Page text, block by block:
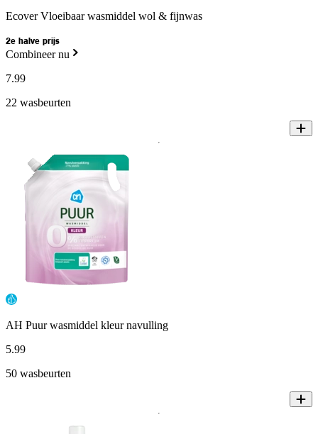
Ecover Vloeibaar wasmiddel wol & fijnwas
2e halve prijs
Combineer nu
7.99
22 wasbeurten
AH Puur wasmiddel kleur navulling
5.99
50 wasbeurten